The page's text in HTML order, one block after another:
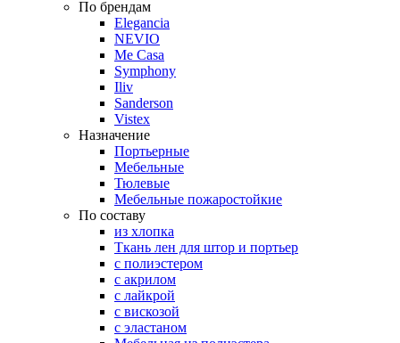
По брендам
Elegancia
NEVIO
Me Casa
Symphony
Iliv
Sanderson
Vistex
Назначение
Портьерные
Мебельные
Тюлевые
Мебельные пожаростойкие
По составу
из хлопка
Ткань лен для штор и портьер
с полиэстером
с акрилом
с лайкрой
с вискозой
с эластаном